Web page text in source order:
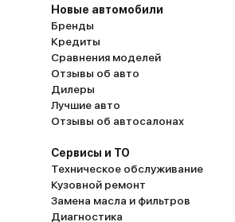
Новые автомобили
Бренды
Кредиты
Сравнения моделей
Отзывы об авто
Дилеры
Лучшие авто
Отзывы об автосалонах
Сервисы и ТО
Техническое обслуживание
Кузовной ремонт
Замена масла и фильтров
Диагностика